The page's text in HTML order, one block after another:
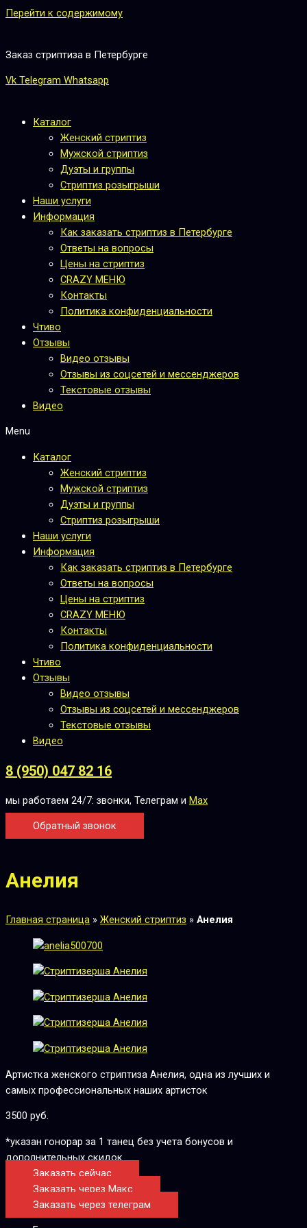
Перейти к содержимому
Заказ стриптиза в Петербурге
Vk Telegram Whatsapp
Каталог
Женский стриптиз
Мужской стриптиз
Дуэты и группы
Стриптиз розыгрыши
Наши услуги
Информация
Как заказать стриптиз в Петербурге
Ответы на вопросы
Цены на стриптиз
CRAZY МЕНЮ
Контакты
Политика конфиденциальности
Чтиво
Отзывы
Видео отзывы
Отзывы из соцсетей и мессенджеров
Текстовые отзывы
Видео
Menu
Каталог
Женский стриптиз
Мужской стриптиз
Дуэты и группы
Стриптиз розыгрыши
Наши услуги
Информация
Как заказать стриптиз в Петербурге
Ответы на вопросы
Цены на стриптиз
CRAZY МЕНЮ
Контакты
Политика конфиденциальности
Чтиво
Отзывы
Видео отзывы
Отзывы из соцсетей и мессенджеров
Текстовые отзывы
Видео
8 (950) 047 82 16
мы работаем 24/7: звонки, Телеграм и Max
Обратный звонок
Анелия
Главная страница » Женский стриптиз » Анелия
Артистка женского стриптиза Анелия, одна из лучших и
самых профессиональных наших артисток
3500 руб.
*указан гонорар за 1 танец без учета бонусов и
дополнительных скидок
Заказать сейчас
Заказать через Макс
Заказать через телеграм